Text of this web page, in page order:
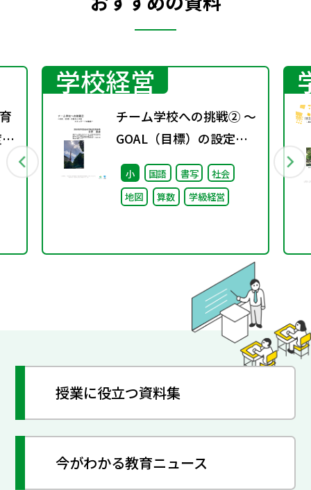
学校経営
チーム学校への挑戦② ～
GOAL（目標）の設定と
共有 スタンダードの徹底
～
小 国語 書写
社会
地図
算数 学級経営
授業に役立つ資料集
今がわかる教育ニュース